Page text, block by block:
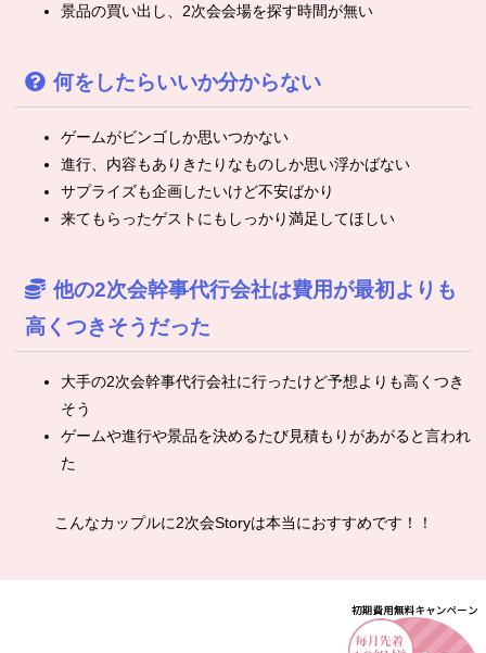
景品の買い出し、2次会会場を探す時間が無い
何をしたらいいか分からない
ゲームがビンゴしか思いつかない
進行、内容もありきたりなものしか思い浮かばない
サプライズも企画したいけど不安ばかり
来てもらったゲストにもしっかり満足してほしい
他の2次会幹事代行会社は費用が最初よりも
高くつきそうだった
大手の2次会幹事代行会社に行ったけど予想よりも高くつき
そう
ゲームや進行や景品を決めるたび見積もりがあがると言われ
た
こんなカップルに2次会Storyは本当におすすめです！！